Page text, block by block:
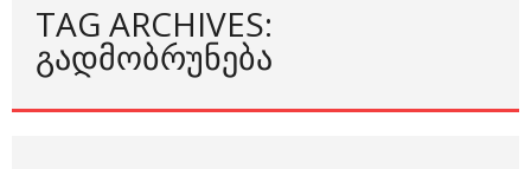
TAG ARCHIVES:
ᲒᲐᲓᲛᲝᲑᲠᲣᲜᲔᲑᲐ